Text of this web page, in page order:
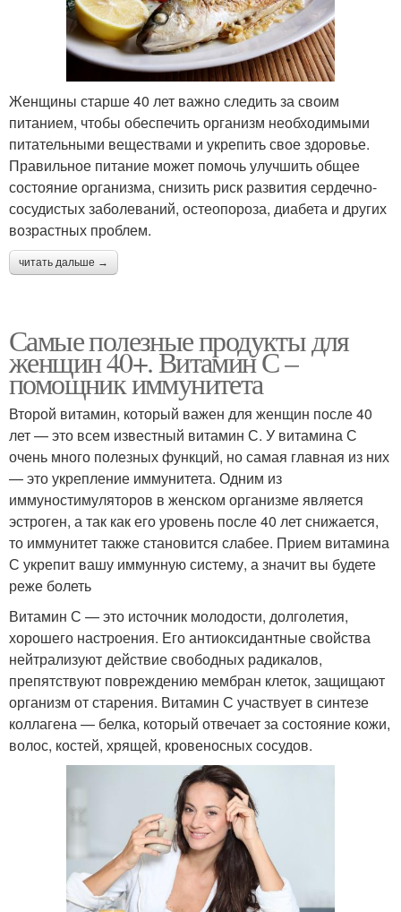
Женщины старше 40 лет важно следить за своим
питанием, чтобы обеспечить организм необходимыми
питательными веществами и укрепить свое здоровье.
Правильное питание может помочь улучшить общее
состояние организма, снизить риск развития сердечно-
сосудистых заболеваний, остеопороза, диабета и других
возрастных проблем.
читать дальше →
Самые полезные продукты для
женщин 40+. Витамин С –
помощник иммунитета
Второй витамин, который важен для женщин после 40
лет — это всем известный витамин С. У витамина С
очень много полезных функций, но самая главная из них
— это укрепление иммунитета. Одним из
иммуностимуляторов в женском организме является
эстроген, а так как его уровень после 40 лет снижается,
то иммунитет также становится слабее. Прием витамина
С укрепит вашу иммунную систему, а значит вы будете
реже болеть
Витамин С — это источник молодости, долголетия,
хорошего настроения. Его антиоксидантные свойства
нейтрализуют действие свободных радикалов,
препятствуют повреждению мембран клеток, защищают
организм от старения. Витамин С участвует в синтезе
коллагена — белка, который отвечает за состояние кожи,
волос, костей, хрящей, кровеносных сосудов.